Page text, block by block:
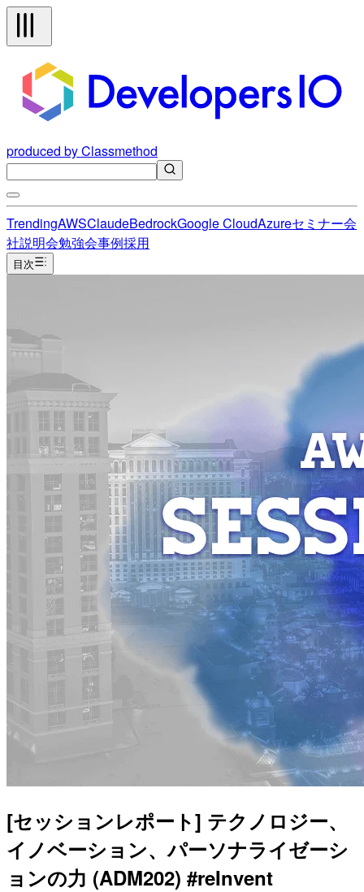
produced by Classmethod
TrendingAWSClaudeBedrockGoogle CloudAzureセミナー会
社説明会勉強会事例採用
目次
[セッションレポート] テクノロジー、
イノベーション、パーソナライゼーシ
ョンの力 (ADM202) #reInvent